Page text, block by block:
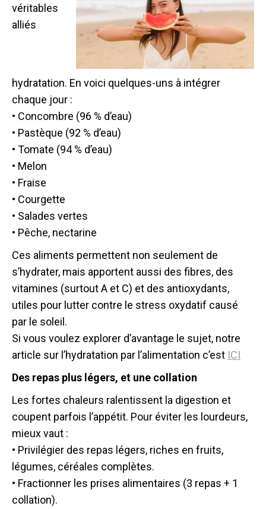
véritables
alliés
hydratation. En voici quelques-uns à intégrer
chaque jour :
• Concombre (96 % d’eau)
• Pastèque (92 % d’eau)
• Tomate (94 % d’eau)
• Melon
• Fraise
• Courgette
• Salades vertes
• Pêche, nectarine
Ces aliments permettent non seulement de
s’hydrater, mais apportent aussi des fibres, des
vitamines (surtout A et C) et des antioxydants,
utiles pour lutter contre le stress oxydatif causé
par le soleil.
Si vous voulez explorer d’avantage le sujet, notre
article sur l’hydratation par l’alimentation c’est ICI
Des repas plus légers, et une collation
Les fortes chaleurs ralentissent la digestion et
coupent parfois l’appétit. Pour éviter les lourdeurs,
mieux vaut :
• Privilégier des repas légers, riches en fruits,
légumes, céréales complètes.
• Fractionner les prises alimentaires (3 repas + 1
collation).